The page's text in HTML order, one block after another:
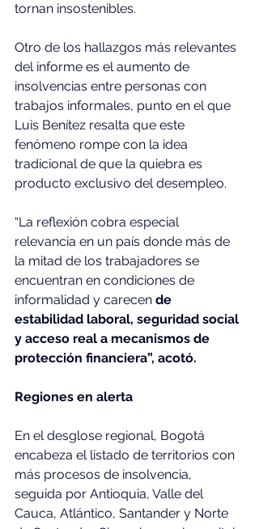
tornan insostenibles.
Otro de los hallazgos más relevantes
del informe es el aumento de
insolvencias entre personas con
trabajos informales, punto en el que
Luis Benítez resalta que este
fenómeno rompe con la idea
tradicional de que la quiebra es
producto exclusivo del desempleo.
“La reflexión cobra especial
relevancia en un país donde más de
la mitad de los trabajadores se
encuentran en condiciones de
informalidad y carecen de
estabilidad laboral, seguridad social
y acceso real a mecanismos de
protección financiera”, acotó.
Regiones en alerta
En el desglose regional, Bogotá
encabeza el listado de territorios con
más procesos de insolvencia,
seguida por Antioquia, Valle del
Cauca, Atlántico, Santander y Norte